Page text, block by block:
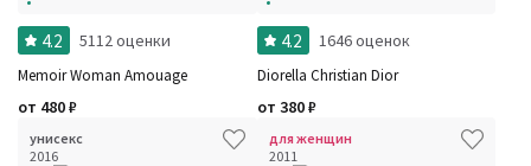
4.2 5112 оценки
Memoir Woman Amouage
от 480₽
4.2 1646 оценок
Diorella Christian Dior
от 380₽
унисекс
2016
для женщин
2011